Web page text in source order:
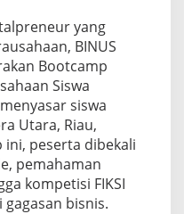
yang
BINUS
Bootcamp
Siswa
siswa
Utara, Riau,
ini, peserta dibekali
pemahaman
kompetisi FIKSI
bisnis.